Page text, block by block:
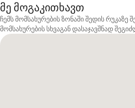
მე მოგაკითხავთ
ჩემს მომსახურების ზონაში შედის
მომსახურების სხვაგან დასაჯავშნად